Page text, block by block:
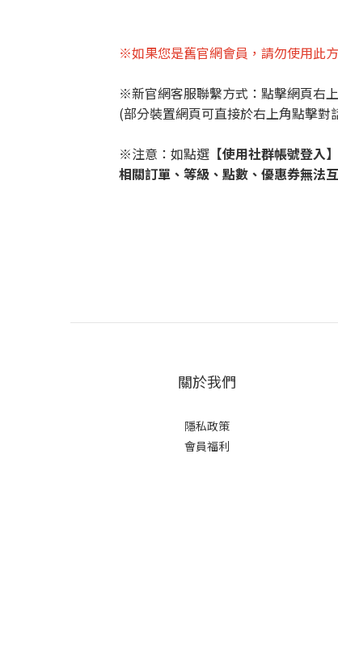
※如果您是舊官網會員，請勿使用此
※新官網客服聯繫方式：點擊網頁右
(部分裝置網頁可直接於右上角點擊
※注意：如點選 【使用社群帳號登入】
相關訂單、等級、點數、優惠券無法
關於我們
隱私政策
會員福利